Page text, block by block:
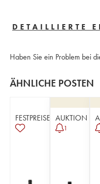
DETAILLIERTE
Haben Sie ein Problem bei
ÄHNLICHE POSTEN
FESTPREISE AUKTION
1